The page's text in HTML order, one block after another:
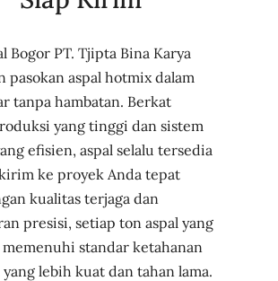
Bogor PT. Tjipta Bina Karya
pasokan aspal hotmix dalam
tanpa hambatan. Berkat
yang tinggi dan sistem
efisien, aspal selalu tersedia
ke proyek Anda tepat
kualitas terjaga dan
presisi, setiap ton aspal yang
standar ketahanan
lebih kuat dan tahan lama.